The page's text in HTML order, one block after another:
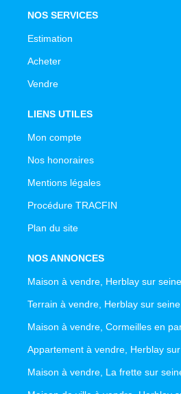
NOS SERVICES
Estimation
Acheter
Vendre
LIENS UTILES
Mon compte
Nos honoraires
Mentions légales
Procédure TRACFIN
Plan du site
NOS ANNONCES
Maison à vendre, Herblay sur seine
Terrain à vendre, Herblay sur seine
Maison à vendre, Cormeilles en
Appartement à vendre, Herblay
Maison à vendre, La frette sur